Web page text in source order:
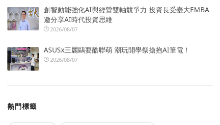
創智動能強化AI與經營雙軸競爭力 投資長受臺大EMBA
邀分享AI時代投資思維
2026/08/07
ASUSx三麗鷗耍酷聯萌 潮玩開學祭搶抱AI筆電！
2026/08/07
熱門標籤